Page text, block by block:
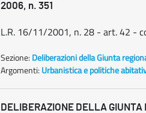
2006, n. 351
L.R. 16/11/2001, n. 28 - art. 42 -
Sezione: Deliberazioni della Giunta
Argomenti: Urbanistica e politiche
DELIBERAZIONE DELLA GIUNTA